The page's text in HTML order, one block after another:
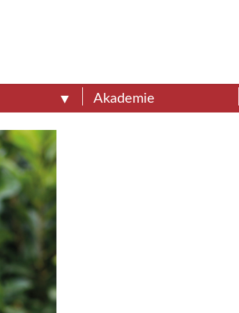
Akademie